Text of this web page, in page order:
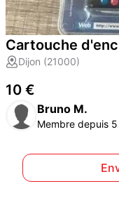
Cartouche
Dijon (21000)
10 €
Bruno M.
Membre depuis